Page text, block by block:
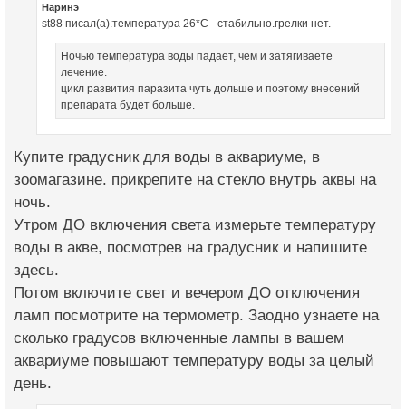
Наринэ
st88 писал(а):температура 26*С - стабильно.грелки нет.
Ночью температура воды падает, чем и затягиваете
лечение.
цикл развития паразита чуть дольше и поэтому внесений
препарата будет больше.
Купите градусник для воды в аквариуме, в
зоомагазине. прикрепите на стекло внутрь аквы на
ночь.
Утром ДО включения света измерьте температуру
воды в акве, посмотрев на градусник и напишите
здесь.
Потом включите свет и вечером ДО отключения
ламп посмотрите на термометр. Заодно узнаете на
сколько градусов включенные лампы в вашем
аквариуме повышают температуру воды за целый
день.